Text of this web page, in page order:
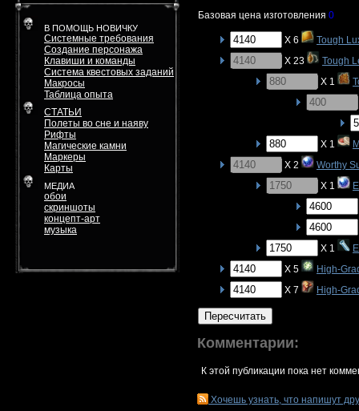
В ПОМОЩЬ НОВИЧКУ
Системные требования
Создание персонажа
Клавиши и команды
Система квестовых заданий
Макросы
Таблица опыта
СТАТЬИ
Полеты во сне и наяву
Рифты
Магические камни
Маркеры
Карты
МЕДИА
обои
скриншоты
концепт-арт
музыка
Базовая цена изготовления 0
X 6
Tough
X 23
Tough
X 1
X 1
X 2
Worthy
X 1
X 1
X 5
High-
X 7
High-
Пересчитать
Комментарии:
К этой публикации пока нет
Хочешь узнать, что напишут